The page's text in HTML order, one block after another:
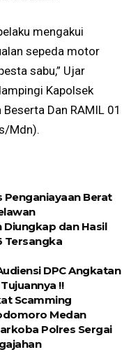
mengakui
sepeda motor
sabu,” Ujar
Kapolsek
Dan RAMIL 01
Mdn).
Penganiayaan Berat
Diungkap dan Hasil
Tersangka
DPC Angkatan
!!
Scamming
Medan
Polres Sergai